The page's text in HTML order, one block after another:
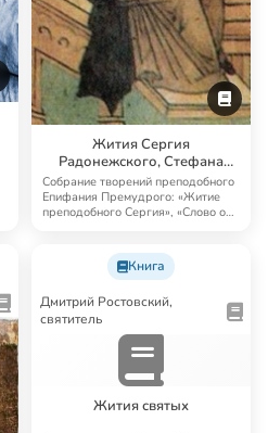
Жития Сергия
Радонежского, Стефана
Пермского и др. творения
Собрание творений преподобного
Епифания Премудрого: «Житие
преподобного Сергия», «Слово о
Книга
Дмитрий Ростовский,
святитель
Жития святых